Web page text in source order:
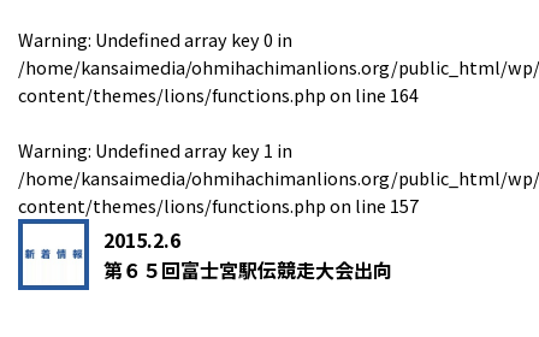
Warning: Undefined array key 0 in
/home/kansaimedia/ohmihachimanlions.org/public_html/
content/themes/lions/functions.phpon line 164
Warning: Undefined array key 1 in
/home/kansaimedia/ohmihachimanlions.org/public_html/
content/themes/lions/functions.phpon line 157
2015.2.6
第６５回富士宮駅伝競走大会出向